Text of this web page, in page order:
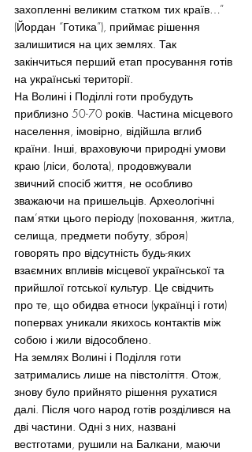
захопленні великим статком тих країв…”
(Йордан “Готика”), приймає рішення
залишитися на цих землях. Так
закінчиться перший етап просування готів
на українські території.
На Волині і Поділлі готи пробудуть
приблизно 50-70 років. Частина місцевого
населення, імовірно, відійшла вглиб
країни. Інші, враховуючи природні умови
краю (ліси, болота), продовжували
звичний спосіб життя, не особливо
зважаючи на пришельців. Археологічні
пам’ятки цього періоду (поховання, житла,
селища, предмети побуту, зброя)
говорять про відсутність будь-яких
взаємних впливів місцевої української та
прийшлої готської культур. Це свідчить
про те, що обидва етноси (українці і готи)
попервах уникали якихось контактів між
собою і жили відособлено.
На землях Волині і Поділля готи
затримались лише на півстоліття. Отож,
знову було прийнято рішення рухатися
далі. Після чого народ готів розділився на
дві частини. Одні з них, названі
вестготами, рушили на Балкани, маючи